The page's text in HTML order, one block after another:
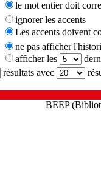
le mot entier doit
ignorer les accents
Les accents doivent
ne pas afficher
afficher les
résultats avec
BEEP